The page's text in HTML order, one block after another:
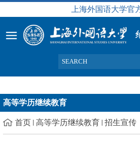
上海外国语大学官
高等学历继续教育
首页 高等学历继续教育 招生宣传